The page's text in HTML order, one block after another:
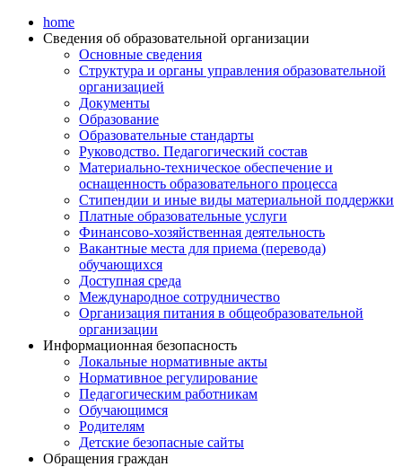
home
Сведения об образовательной организации
Основные сведения
Структура и органы управления образовательной
организацией
Документы
Образование
Образовательные стандарты
Руководство. Педагогический состав
Материально-техническое обеспечение и
оснащенность образовательного процесса
Стипендии и иные виды материальной поддержки
Платные образовательные услуги
Финансово-хозяйственная деятельность
Вакантные места для приема (перевода)
обучающихся
Доступная среда
Международное сотрудничество
Организация питания в общеобразовательной
организации
Информационная безопасность
Локальные нормативные акты
Нормативное регулирование
Педагогическим работникам
Обучающимся
Родителям
Детские безопасные сайты
Обращения граждан